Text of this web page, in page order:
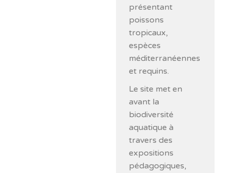
présentant
poissons
tropicaux,
espèces
méditerranéennes
et requins.
Le site met en
avant la
biodiversité
aquatique à
travers des
expositions
pédagogiques,